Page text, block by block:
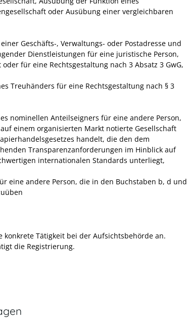
oder Ausübung einer vergleichbaren
Geschäfts-, Verwaltungs- oder Postadresse und
Dienstleistungen für eine juristische Person,
für eine Rechtsgestaltung nach 3 Absatz 3 GwG,
Treuhänders für eine Rechtsgestaltung nach § 3
nominellen Anteilseigners für eine andere Person,
einem organisierten Markt notierte Gesellschaft
handelt, die den dem
Transparenzanforderungen im Hinblick auf
internationalen Standards unterliegt,
eine andere Person, die in den Buchstaben b, d und
konkrete Tätigkeit bei der Aufsichtsbehörde an.
die Registrierung.